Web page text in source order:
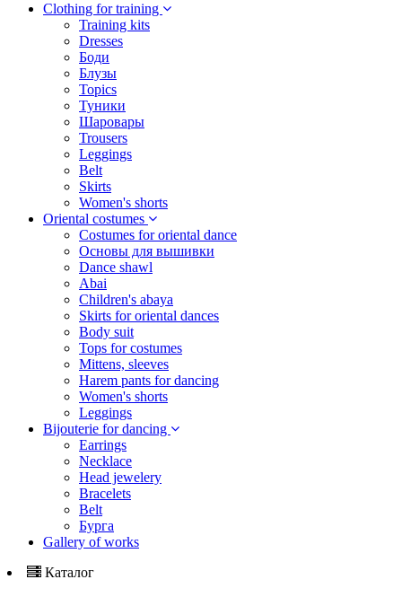
Сlothing for training
Training kits
Dresses
Боди
Блузы
Topics
Туники
Шаровары
Trousers
Leggings
Belt
Skirts
Women's shorts
Oriental costumes
Costumes for oriental dance
Основы для вышивки
Dance shawl
Abai
Children's abaya
Skirts for oriental dances
Body suit
Tops for costumes
Mittens, sleeves
Harem pants for dancing
Women's shorts
Leggings
Bijouterie for dancing
Earrings
Necklace
Head jewelery
Bracelets
Belt
Бурга
Gallery of works
Каталог